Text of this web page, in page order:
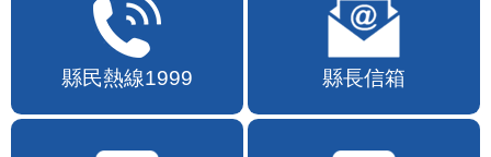
縣民熱線1999 縣長信箱